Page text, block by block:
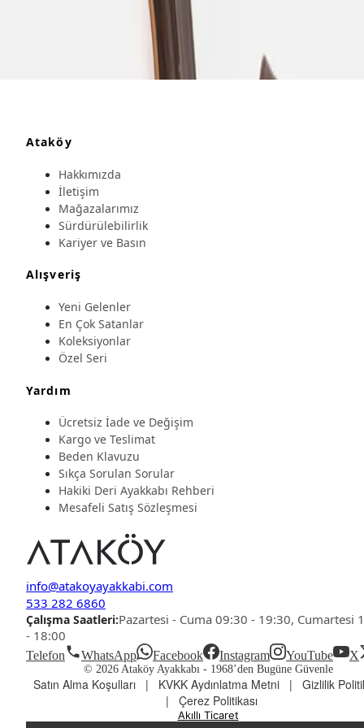
Ataköy
Hakkımızda
İletişim
Mağazalarımız
Sürdürülebilirlik
Kariyer ve Basın
Alışveriş
Yeni Gelenler
En Çok Satanlar
Koleksiyonlar
Özel Seri
Yardım
Ücretsiz İade ve Değişim
Kargo ve Teslimat
Beden Klavuzu
Sıkça Sorulan Sorular
Hakiki Deri Ayakkabı Rehberi
Mesafeli Satış Sözleşmesi
info@atakoyayakkabi.com
533 282 6860
Çalışma Saatleri:Pazartesi - Cuma 09:30 - 19:30, Cumartesi
- 18:00
Telefon WhatsApp Facebook Instagram YouTube X
© 2026 Ataköy Ayakkabı - 1968’den Bugüne Güvenle
Satın Alma Koşulları | KVKK Aydınlatma Metni |
Gizlilik
|
Çerez Politikası
Akıllı Ticaret